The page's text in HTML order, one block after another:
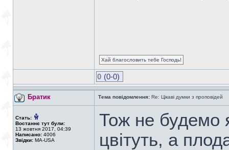
Хай благословить тебе Господь!
0 (0-0)
Братик Тема повідомлення: Re: Цікаві думки з проповідей
Стать:
Востаннє тут були:
13 жовтня 2017, 04:39
Написано: 4006
Звідки: MA-USA
Тож не будемо
цвітуть, а